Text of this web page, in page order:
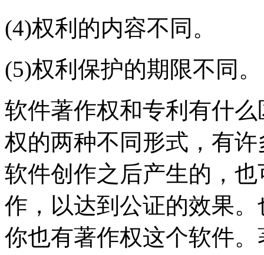
(4)权利的内容不同。
(5)权利保护的期限不同。
软件著作权和专利有什
权的两种不同形式，有
软件创作之后产生的，
作，以达到公证的效果
你也有著作权这个软件